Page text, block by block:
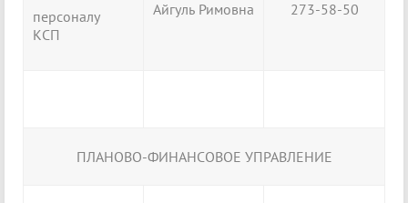
персоналу
КСП
Айгуль Римовна
273-58-50
ПЛАНОВО-ФИНАНСОВОЕ УПРАВЛЕНИЕ